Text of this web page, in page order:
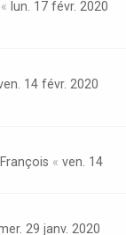
« lun. 17 févr. 2020
14 févr. 2020
« ven. 14
29 janv. 2020